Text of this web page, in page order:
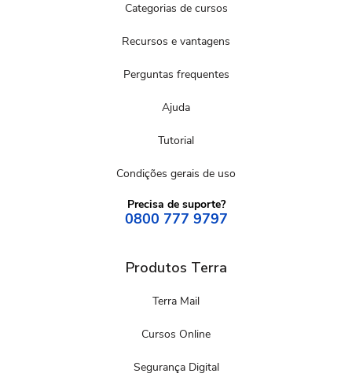
Categorias de cursos
Recursos e vantagens
Perguntas frequentes
Ajuda
Tutorial
Condições gerais de uso
Precisa de suporte?
0800 777 9797
Produtos Terra
Terra Mail
Cursos Online
Segurança Digital